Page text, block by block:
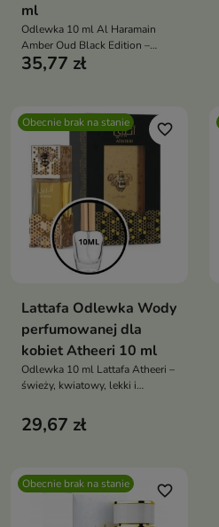
ml
Odlewka 10 ml Al Haramain
Amber Oud Black Edition –
luksusowy, orientalny, ciepły
35,77 zł
Obecnie brak na stanie favorite_border
Lattafa Odlewka Wody
perfumowanej dla
kobiet Atheeri 10 ml
Odlewka 10 ml Lattafa Atheeri –
świeży, kwiatowy, lekki i
nutami passiflory, orchidei,
jaśminu i wanilii
29,67 zł
Obecnie brak na stanie favorite_border